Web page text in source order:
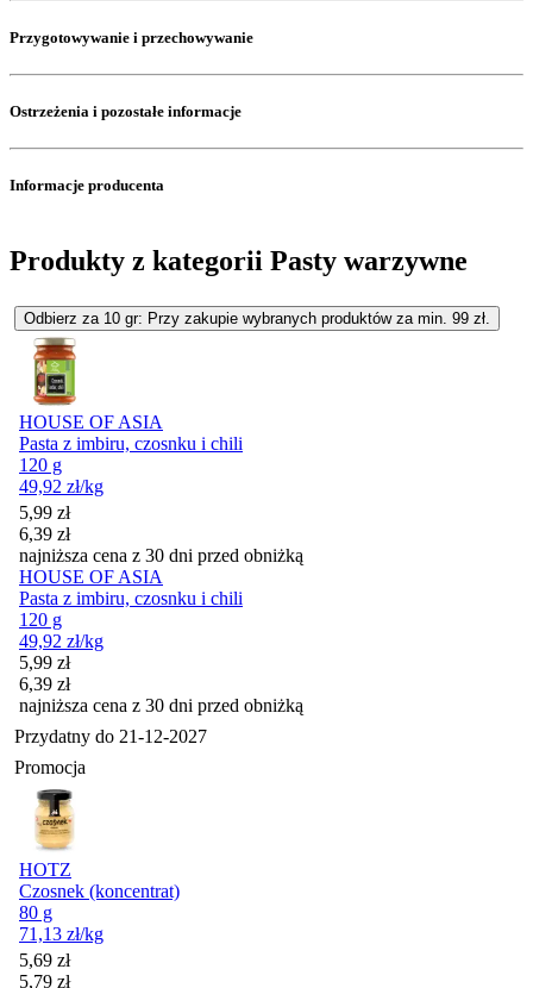
Przygotowywanie i przechowywanie
Ostrzeżenia i pozostałe informacje
Informacje producenta
Produkty z kategorii Pasty warzywne
Odbierz za 10 gr: Przy zakupie wybranych produktów za min. 99 zł.
HOUSE OF ASIA
Pasta z imbiru, czosnku i chili
120 g
49,92 zł/kg
Cena promocyjna
5,99 zł
6,39 zł
najniższa cena z 30 dni przed obniżką
HOUSE OF ASIA
Pasta z imbiru, czosnku i chili
120 g
49,92 zł/kg
Cena promocyjna
5,99 zł
6,39 zł
najniższa cena z 30 dni przed obniżką
Przydatny do 21-12-2027
Promocja
HOTZ
Czosnek (koncentrat)
80 g
71,13 zł/kg
Cena promocyjna
5,69 zł
5,79 zł